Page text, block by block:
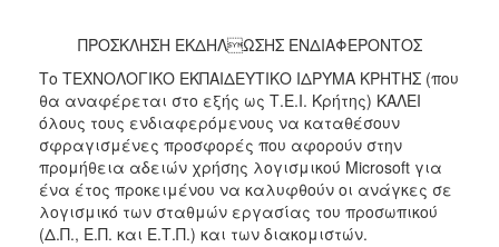
2019
2018
2017
2016
2015
2012
ΠΡΟΣΚΛΗΣΗ ΕΚΔΗΛΩΣΗΣ ΕΝΔΙΑΦΕΡΟΝΤΟΣ
Το ΤΕΧΝΟΛΟΓΙΚΟ ΕΚΠΑΙΔΕΥΤΙΚΟ ΙΔΡΥΜΑ ΚΡΗΤΗΣ (που
θα αναφέρεται στο εξής ως Τ.Ε.Ι. Κρήτης) ΚΑΛΕΙ
όλους τους ενδιαφερόμενους να καταθέσουν
σφραγισμένες προσφορές που αφορούν στην
προμήθεια αδειών χρήσης λογισμικού Μicrosoft για
ένα έτος προκειμένου να καλυφθούν οι ανάγκες σε
λογισμικό των σταθμών εργασίας του προσωπικού
(Δ.Π., Ε.Π. και Ε.Τ.Π.) και των διακομιστών.